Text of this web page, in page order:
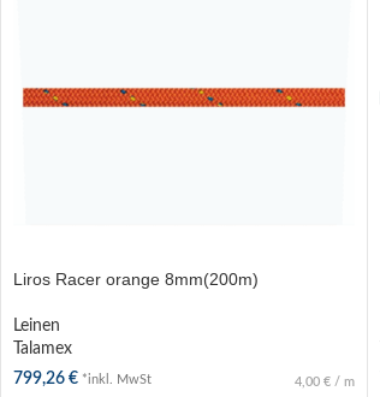
Liros Racer orange 8mm(200m)
Leinen
Talamex
799,26 € *inkl. MwSt 4,00 € / m